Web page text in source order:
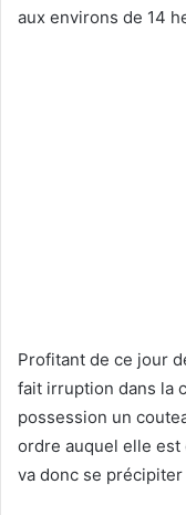
aux environs de 14
Profitant de ce jour
fait irruption dans la
possession un
ordre auquel elle est
va donc se